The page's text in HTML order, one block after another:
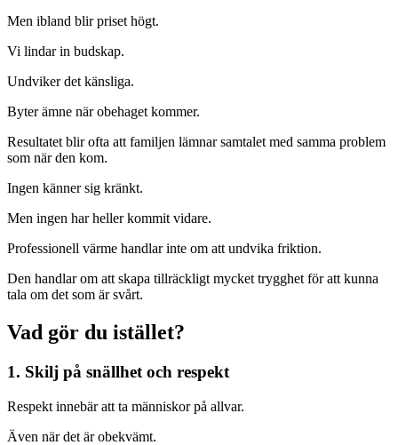
Men ibland blir priset högt.
Vi lindar in budskap.
Undviker det känsliga.
Byter ämne när obehaget kommer.
Resultatet blir ofta att familjen lämnar samtalet med samma problem
som när den kom.
Ingen känner sig kränkt.
Men ingen har heller kommit vidare.
Professionell värme handlar inte om att undvika friktion.
Den handlar om att skapa tillräckligt mycket trygghet för att kunna
tala om det som är svårt.
Vad gör du istället?
1. Skilj på snällhet och respekt
Respekt innebär att ta människor på allvar.
Även när det är obekvämt.